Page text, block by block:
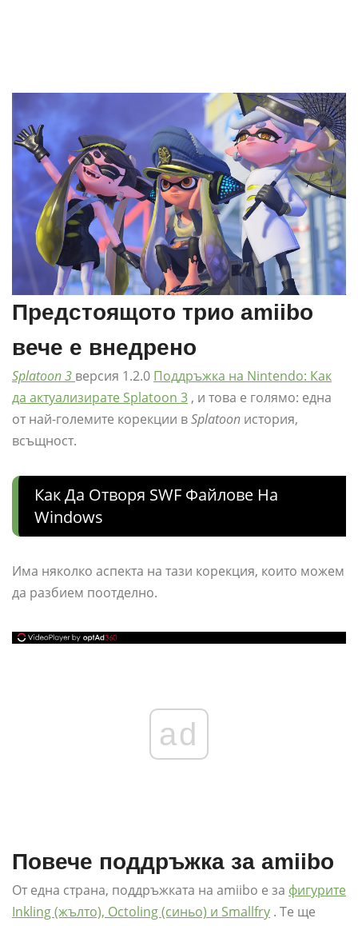
Предстоящото трио amiibo
вече е внедрено
Splatoon 3 версия 1.2.0 Поддръжка на Nintendo: Как
да актуализирате Splatoon 3 , и това е голямо: една
от най-големите корекции вSplatoon история,
всъщност.
Как Да Отворя SWF Файлове На
Windows
Има няколко аспекта на тази корекция, които можем
да разбием поотделно.
ad
Повече поддръжка за amiibo
От една страна, поддръжката на amiibo е за фигурите
Inkling (жълто), Octoling (синьо) и Smallfry . Те ще